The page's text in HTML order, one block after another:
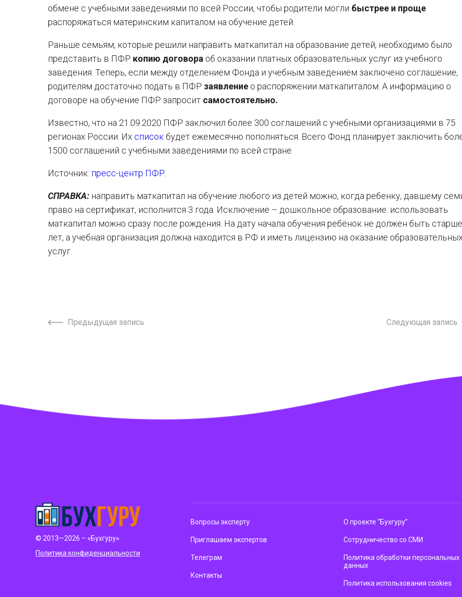
обмене с учебными заведениями по всей России, чтобы родители могли быстрее и проще
распоряжаться материнским капиталом на обучение детей.
Раньше семьям, которые решили направить маткапитал на образование детей, необходимо было
представить в ПФР копию договора об оказании платных образовательных услуг из учебного
заведения. Теперь, если между отделением Фонда и учебным заведением заключено соглашение,
родителям достаточно подать в ПФР заявление о распоряжении маткапиталом. А информацию о
договоре на обучение ПФР запросит самостоятельно.
Известно, что на 21.09.2020 ПФР заключил более 300 соглашений с учебными организациями в 75
регионах России. Их список будет ежемесячно пополняться. Всего Фонд планирует заключить
1500 соглашений с учебными заведениями по всей стране.
Источник: пресс-центр ПФР
СПРАВКА: направить маткапитал на обучение любого из детей можно, когда ребенку, давшему
право на сертификат, исполнится 3 года. Исключение – дошкольное образование: использовать
маткапитал можно сразу после рождения. На дату начала обучения ребёнок не должен быть
лет, а учебная организация должна находится в РФ и иметь лицензию на оказание образовательных
услуг.
Предыдущая запись Следующая запись
© 2013—2026 – «Бухгуру»
Политика конфиденциальности
Вопросы эксперту
Приглашаем экспертов
Телеграм
Контакты
О проекте “Бухгуру”
Сотрудничество со СМИ
Политика обработки персональных
данных
Политика использования cookies